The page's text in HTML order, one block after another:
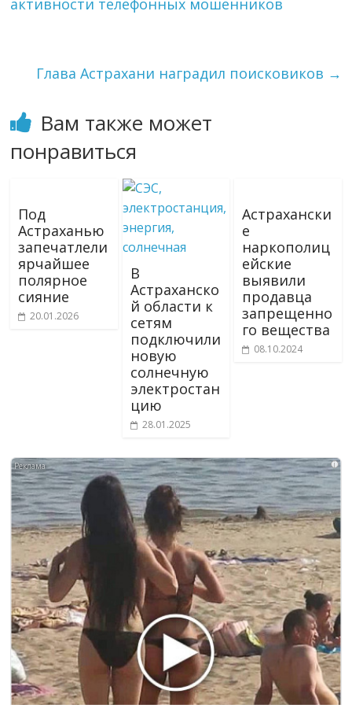
активности телефонных мошенников
Глава Астрахани наградил поисковиков →
Вам также может
понравиться
Под
Астраханью
запечатлели
ярчайшее
полярное
сияние
20.01.2026
В
Астраханско
й области к
сетям
подключили
новую
солнечную
электростан
цию
28.01.2025
Астрахански
е
наркополиц
ейские
выявили
продавца
запрещенно
го вещества
08.10.2024
i